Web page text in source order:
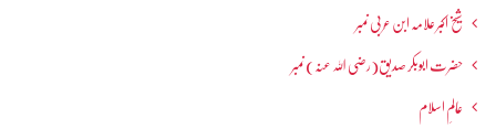
شیخ اکبر علامہ ابن عربی نمبر
حضرت ابوبکر صدیق(رضی اللہ عنہ) نمبر
عالمِ اسلام